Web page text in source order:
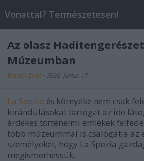
Vonattal? Természetesen!
Az olasz
Múzeumban
Balogh Zsolt • 2026. június 17.
La Spezia és környéke nem csak
kirándulásokat tartogat az ide
érdekes történelmi emlékek
több múzeummal is csalogatja az
személyeket, hogy La Spezia
megismerhessük.